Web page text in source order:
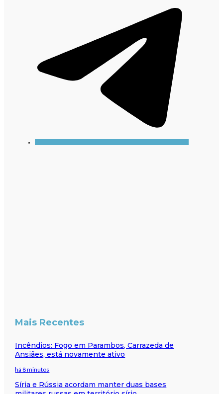
Mais Recentes
Incêndios: Fogo em Parambos, Carrazeda de
Ansiães, está novamente ativo
há 8 minutos
Síria e Rússia acordam manter duas bases